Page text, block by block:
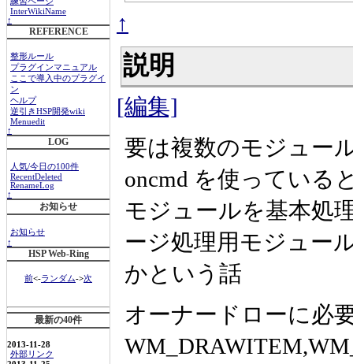
InterWikiName
↑
REFERENCE
整形ルール
プラグインマニュアル
ここで導入中のプラグイ
ン
ヘルプ
逆引きHSP開発wiki
Menuedit
↑
LOG
人気/今日の100件
RecentDeleted
RenameLog
↑
お知らせ
お知らせ
↑
HSP Web-Ring
前<-ランダム->次
最新の40件
2013-11-28
外部リンク
↑
説明
[編集]
要は複数のモジュー
oncmd を使っている
モジュールを基本処
ージ処理用モジュー
かという話
オーナードローに必